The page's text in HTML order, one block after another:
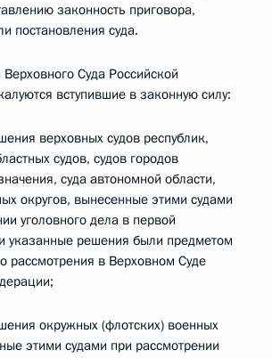
законность приговора,
постановления суда.
Суда Российской
вступившие в законную силу:
верховных судов республик,
судов, судов городов
суда автономной области,
округов, вынесенные этими судами
уголовного дела в первой
указанные решения были предметом
рассмотрения в Верховном Суде
окружных (флотских) военных
этими судами при рассмотрении